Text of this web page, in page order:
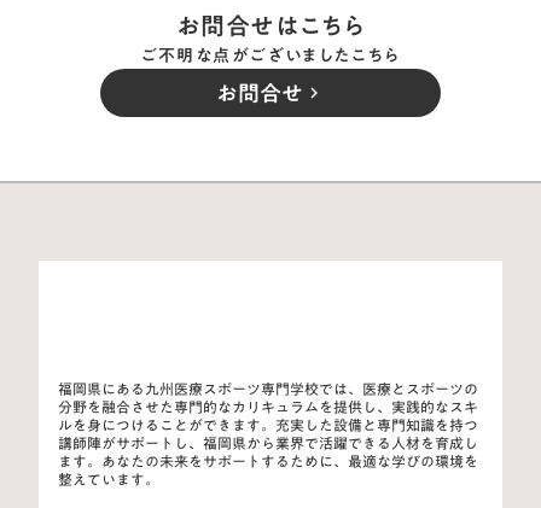
お問合せはこちら
ご不明な点がございましたこちら
お問合せ keyboard_arrow_right
福岡県にある九州医療スポーツ専門学校では、医療とスポーツの
分野を融合させた専門的なカリキュラムを提供し、実践的なスキ
ルを身につけることができます。充実した設備と専門知識を持つ
講師陣がサポートし、福岡県から業界で活躍できる人材を育成し
ます。あなたの未来をサポートするために、最適な学びの環境を
整えています。